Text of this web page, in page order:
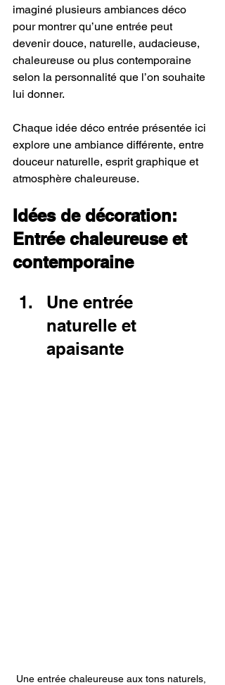
imaginé plusieurs ambiances déco
pour montrer qu’une entrée peut
devenir douce, naturelle, audacieuse,
chaleureuse ou plus contemporaine
selon la personnalité que l’on souhaite
lui donner.
Chaque idée déco entrée présentée ici
explore une ambiance différente, entre
douceur naturelle, esprit graphique et
atmosphère chaleureuse.
Idées de décoration:
Entrée chaleureuse et
contemporaine
Une entrée
naturelle et
apaisante
Une entrée chaleureuse aux tons naturels,